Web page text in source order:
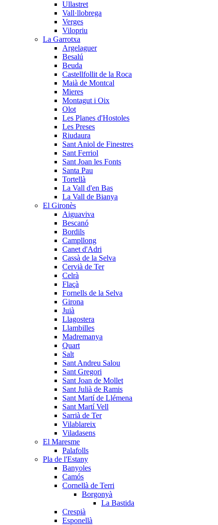
Ullastret
Vall·llobrega
Verges
Vilopriu
La Garrotxa
Argelaguer
Besalú
Beuda
Castellfollit de la Roca
Maià de Montcal
Mieres
Montagut i Oix
Olot
Les Planes d'Hostoles
Les Preses
Riudaura
Sant Aniol de Finestres
Sant Ferriol
Sant Joan les Fonts
Santa Pau
Tortellà
La Vall d'en Bas
La Vall de Bianya
El Gironès
Aiguaviva
Bescanó
Bordils
Campllong
Canet d'Adri
Cassà de la Selva
Cervià de Ter
Celrà
Flaçà
Fornells de la Selva
Girona
Juià
Llagostera
Llambilles
Madremanya
Quart
Salt
Sant Andreu Salou
Sant Gregori
Sant Joan de Mollet
Sant Julià de Ramis
Sant Martí de Llémena
Sant Martí Vell
Sarrià de Ter
Vilablareix
Viladasens
El Maresme
Palafolls
Pla de l'Estany
Banyoles
Camós
Cornellà de Terri
Borgonyà
La Bastida
Crespià
Esponellà